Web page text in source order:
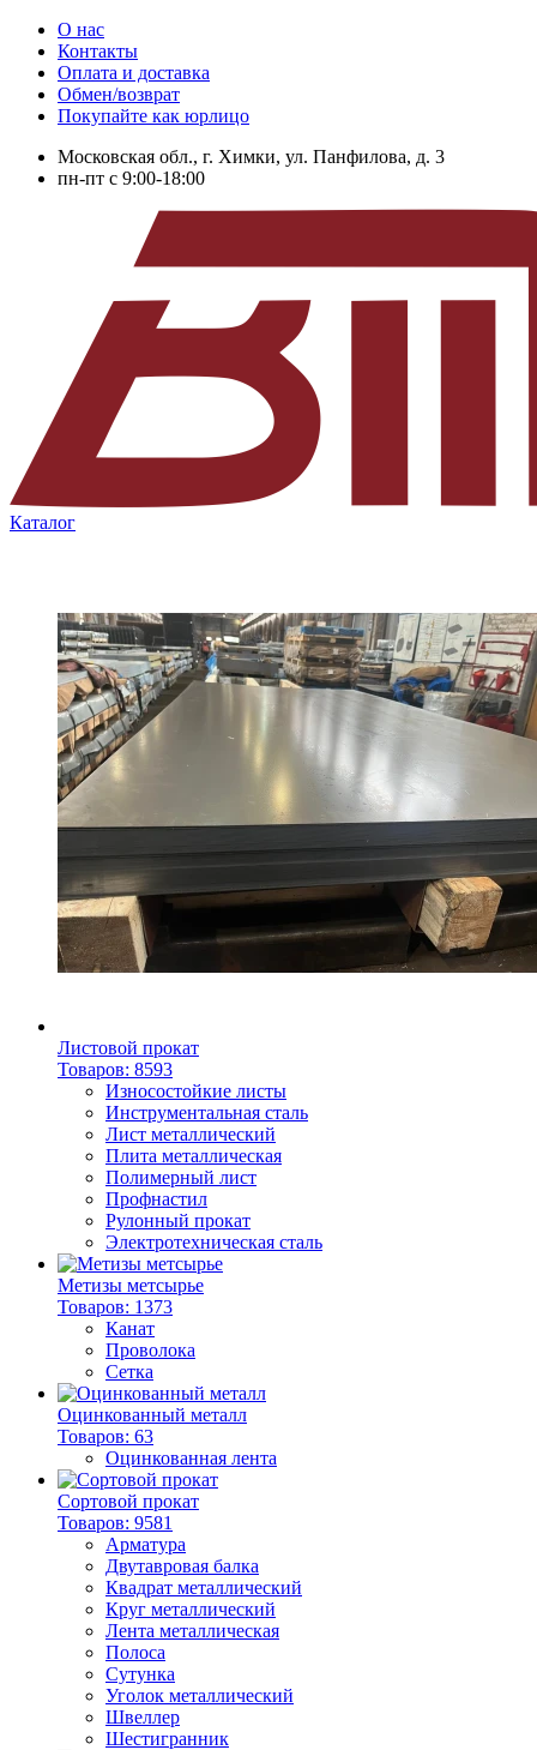
О нас
Контакты
Оплата и доставка
Обмен/возврат
Покупайте как юрлицо
Московская обл., г. Химки, ул. Панфилова, д. 3
пн-пт с 9:00-18:00
Каталог
Листовой прокат
Товаров: 8593
Износостойкие листы
Инструментальная сталь
Лист металлический
Плита металлическая
Полимерный лист
Профнастил
Рулонный прокат
Электротехническая сталь
Метизы метсырье
Товаров: 1373
Канат
Проволока
Сетка
Оцинкованный металл
Товаров: 63
Оцинкованная лента
Сортовой прокат
Товаров: 9581
Арматура
Двутавровая балка
Квадрат металлический
Круг металлический
Лента металлическая
Полоса
Сутунка
Уголок металлический
Швеллер
Шестигранник